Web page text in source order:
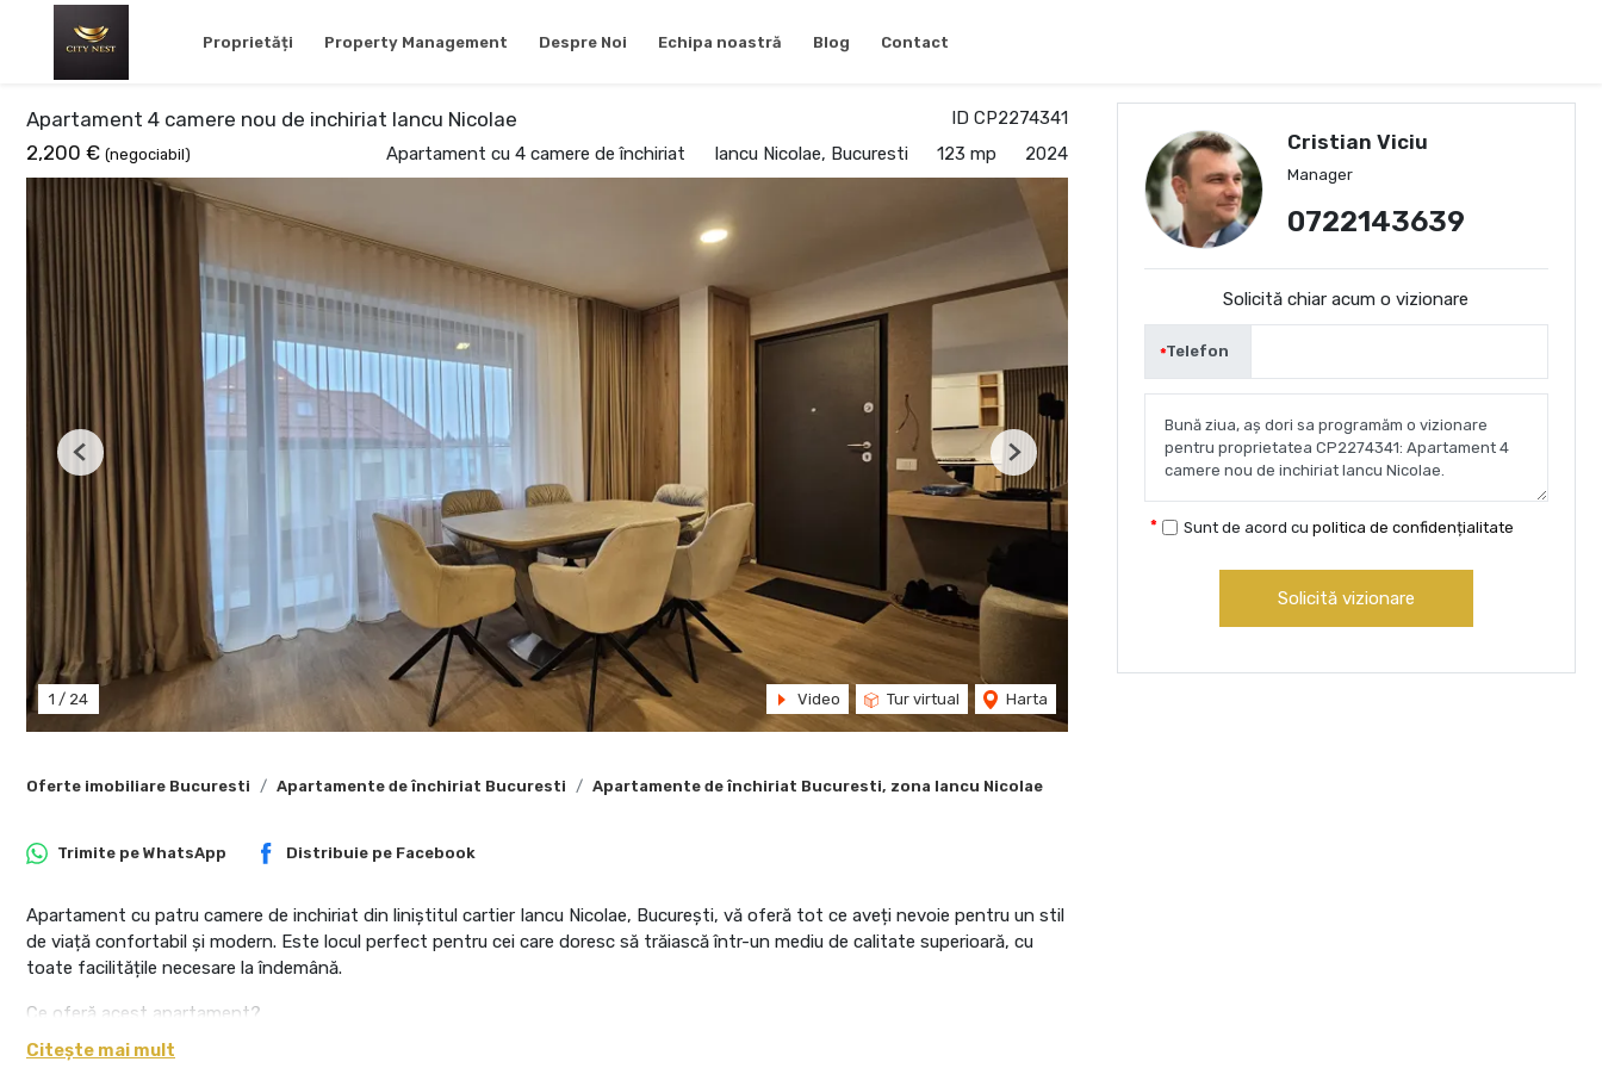
Proprietăți Property Management Despre Noi Echipa noastră Blog Contact
ID CP2274341
Apartament 4 camere nou de inchiriat Iancu Nicolae
2,200 € (negociabil) Apartament cu 4 camere de închiriat Iancu Nicolae, Bucuresti 123 mp 2024
1 / 24 Video Tur virtual Harta
Previous Next
Oferte imobiliare Bucuresti Apartamente de închiriat Bucuresti Apartamente de închiriat Bucuresti, zona Iancu Nicolae
Trimite pe WhatsApp Distribuie pe Facebook
Apartament cu patru camere de inchiriat din liniștitul cartier Iancu Nicolae, București, vă oferă tot ce aveți nevoie pentru un stil
de viață confortabil și modern. Este locul perfect pentru cei care doresc să trăiască într-un mediu de calitate superioară, cu
toate facilitățile necesare la îndemână.
Ce oferă acest apartament?
Spațiu Generos: Cu o suprafață de 120,50 mp și un balcon de 15 mp, veți avea suficient loc pentru a vă relaxa și a vă bucura de
Citește mai mult
Cristian Viciu
Manager
0722143639
Solicită chiar acum o vizionare
Telefon
Sunt de acord cu politica de confidențialitate
Solicită vizionare